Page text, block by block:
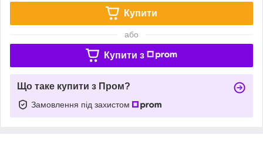
Купити
або
Купити з
Що таке купити з Пром?
Замовлення під захистом